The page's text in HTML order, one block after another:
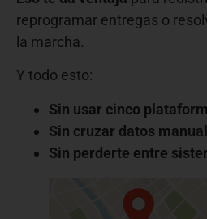
reprogramar entregas o
la marcha.
Y todo esto:
Sin usar cinco
Sin cruzar datos
Sin perderte entre